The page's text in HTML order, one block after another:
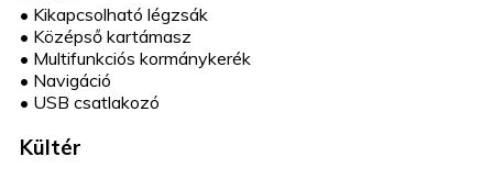
• Kikapcsolható légzsák
• Középső kartámasz
• Multifunkciós kormánykerék
• Navigáció
• USB csatlakozó
Kültér